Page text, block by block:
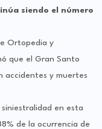
siendo el número
Ortopedia y
que el Gran Santo
accidentes y muertes
en esta
de la ocurrencia de